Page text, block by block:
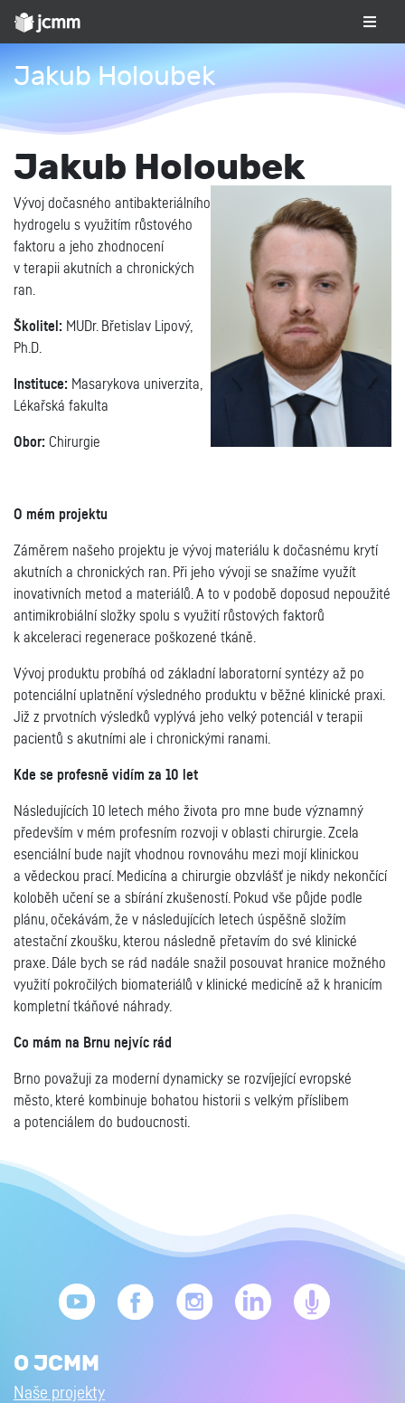
Jakub Holoubek
Jakub Holoubek
Vývoj dočasného antibakteriálního
hydrogelu s využitím růstového
faktoru a jeho zhodnocení
v terapii akutních a chronických
ran.
Školitel: MUDr. Břetislav Lipový,
Ph.D.
Instituce: Masarykova univerzita,
Lékařská fakulta
Obor: Chirurgie
O mém projektu
Záměrem našeho projektu je vývoj materiálu k dočasnému krytí
akutních a chronických ran. Při jeho vývoji se snažíme využít
inovativních metod a materiálů. A to v podobě doposud nepoužité
antimikrobiální složky spolu s využití růstových faktorů
k akceleraci regenerace poškozené tkáně.
Vývoj produktu probíhá od základní laboratorní syntézy až po
potenciální uplatnění výsledného produktu v běžné klinické praxi.
Již z prvotních výsledků vyplývá jeho velký potenciál v terapii
pacientů s akutními ale i chronickými ranami.
Kde se profesně vidím za 10 let
Následujících 10 letech mého života pro mne bude významný
především v mém profesním rozvoji v oblasti chirurgie. Zcela
esenciální bude najít vhodnou rovnováhu mezi mojí klinickou
a vědeckou prací. Medicína a chirurgie obzvlášť je nikdy nekončící
koloběh učení se a sbírání zkušeností. Pokud vše půjde podle
plánu, očekávám, že v následujících letech úspěšně složím
atestační zkoušku, kterou následně přetavím do své klinické
praxe. Dále bych se rád nadále snažil posouvat hranice možného
využití pokročilých biomateriálů v klinické medicíně až k hranicím
kompletní tkáňové náhrady.
Co mám na Brnu nejvíc rád
Brno považuji za moderní dynamicky se rozvíjející evropské
město, které kombinuje bohatou historii s velkým příslibem
a potenciálem do budoucnosti.
O JCMM
Naše projekty